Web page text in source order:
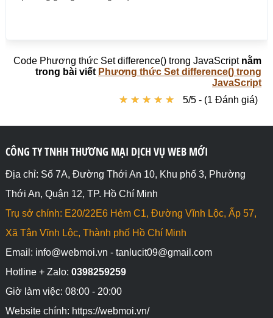
Code Phương thức Set difference() trong JavaScript nằm
trong bài viết Phương thức Set difference() trong
JavaScript
★ ★ ★ ★ ★
★ ★ ★ ★ ★ 5/5 - (1 Đánh giá)
CÔNG TY TNHH THƯƠNG MẠI DỊCH VỤ WEB MỚI
Địa chỉ: Số 7A, Đường Thới An 10, Khu phố 3, Phường
Thới An, Quận 12, TP. Hồ Chí Minh
Trụ sở chính: E20/22E6 Hẻm C1, Đường Vĩnh Lộc, Ấp 57,
Xã Tân Vĩnh Lộc, Thành phố Hồ Chí Minh
Email: info@webmoi.vn - tanlucit09@gmail.com
Hotline + Zalo: 0398259259
Giờ làm việc: 08:00 - 20:00
Website chính: https://webmoi.vn/